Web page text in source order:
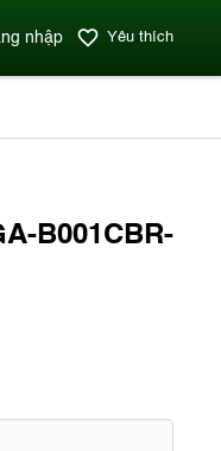
nhập Yêu thích
B001CBR-